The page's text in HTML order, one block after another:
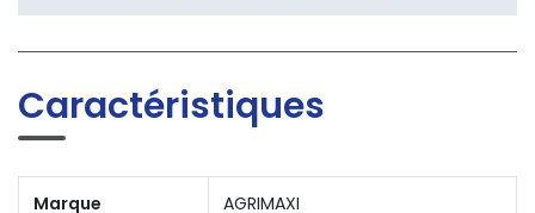
Caractéristiques
Marque AGRIMAXI